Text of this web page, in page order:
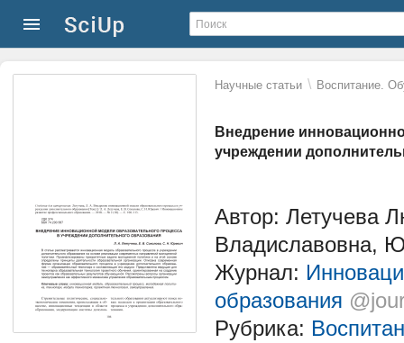
Научные статьи \ Воспитание.
Внедрение
учреждении
Автор: Летучева
Владиславовна,
Журнал:
образования
Рубрика: